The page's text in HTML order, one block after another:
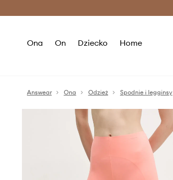
Ona On Dziecko Home
Answear Ona Odzież Spodnie i legginsy